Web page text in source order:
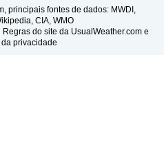
principais fontes de dados: MWDI,
CIA, WMO
Regras do site da UsualWeather.com e
privacidade